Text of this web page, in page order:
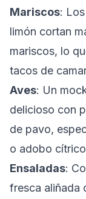
Mariscos:
limón cortan
mariscos, lo
tacos de
Aves: Un
delicioso con
de pavo,
o adobo
Ensaladas:
fresca aliñada